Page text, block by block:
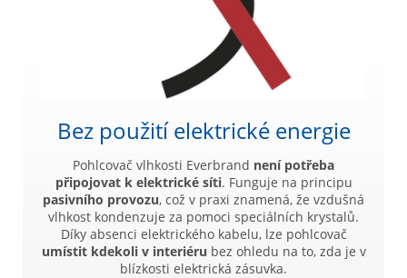
Bez použití elektrické energie
Pohlcovač vlhkosti Everbrand není potřeba
připojovat k elektrické síti. Funguje na principu
pasivního provozu, což v praxi znamená, že vzdušná
vlhkost kondenzuje za pomoci speciálních krystalů.
Díky absenci elektrického kabelu, lze pohlcovač
umístit kdekoli v interiéru bez ohledu na to, zda je v
blízkosti elektrická zásuvka.